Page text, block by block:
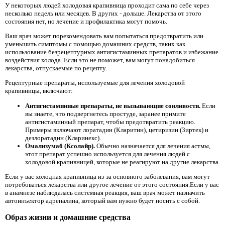
У некоторых людей холодовая крапивница проходит сама по себе через
несколько недель или месяцев. В других - дольше. Лекарства от этого
состояния нет, но лечение и профилактика могут помочь.
Ваш врач может порекомендовать вам попытаться предотвратить или
уменьшить симптомы с помощью домашних средств, таких как
использование безрецептурных антигистаминных препаратов и избежание
воздействия холода. Если это не поможет, вам могут понадобиться
лекарства, отпускаемые по рецепту.
Рецептурные препараты, используемые для лечения холодовой
крапивницы, включают:
Антигистаминные препараты, не вызывающие сонливости. Если
вы знаете, что подвергнетесь простуде, заранее примите
антигистаминный препарат, чтобы предотвратить реакцию.
Примеры включают лоратадин (Кларитин), цетиризин (Зиртек) и
дезлоратадин (Кларинекс).
Омализумаб (Ксолайр). Обычно назначается для лечения астмы,
этот препарат успешно используется для лечения людей с
холодовой крапивницей, которые не реагируют на другие лекарства.
Если у вас холодная крапивница из-за основного заболевания, вам могут
потребоваться лекарства или другое лечение от этого состояния.Если у вас
в анамнезе наблюдалась системная реакция, ваш врач может назначить
автоинъектор адреналина, который вам нужно будет носить с собой.
Образ жизни и домашние средства